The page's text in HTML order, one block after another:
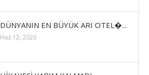
DÜNYANIN EN BÜYÜK ARI OTEL�...
Haz 12, 2026